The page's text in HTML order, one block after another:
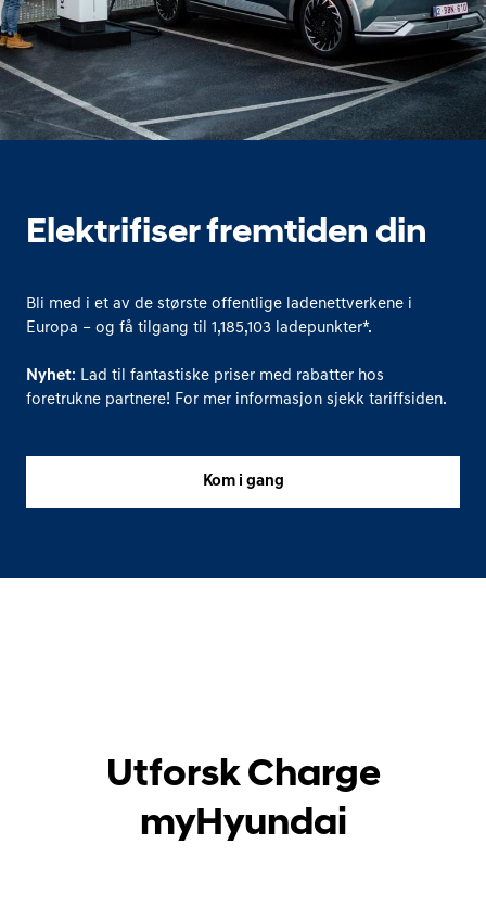
Elektrifiser fremtiden din
Bli med i et av de største offentlige ladenettverkene i
Europa – og få tilgang til 1,185,103 ladepunkter*.
Nyhet: Lad til fantastiske priser med rabatter hos
foretrukne partnere! For mer informasjon sjekk tariffsiden.
Kom i gang
Utforsk Charge
myHyundai